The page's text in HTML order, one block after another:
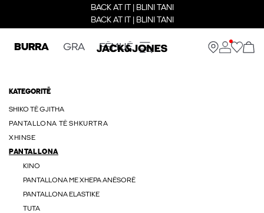
BACK AT IT | BLINI TANI
BACK AT IT | BLINI TANI
BURRA GRA FËMIJË
KATEGORITË
SHIKO TË GJITHA
PANTALLONA TË SHKURTRA
XHINSE
PANTALLONA
KINO
PANTALLONA ME XHEPA ANËSORË
PANTALLONA ELASTIKE
TUTA